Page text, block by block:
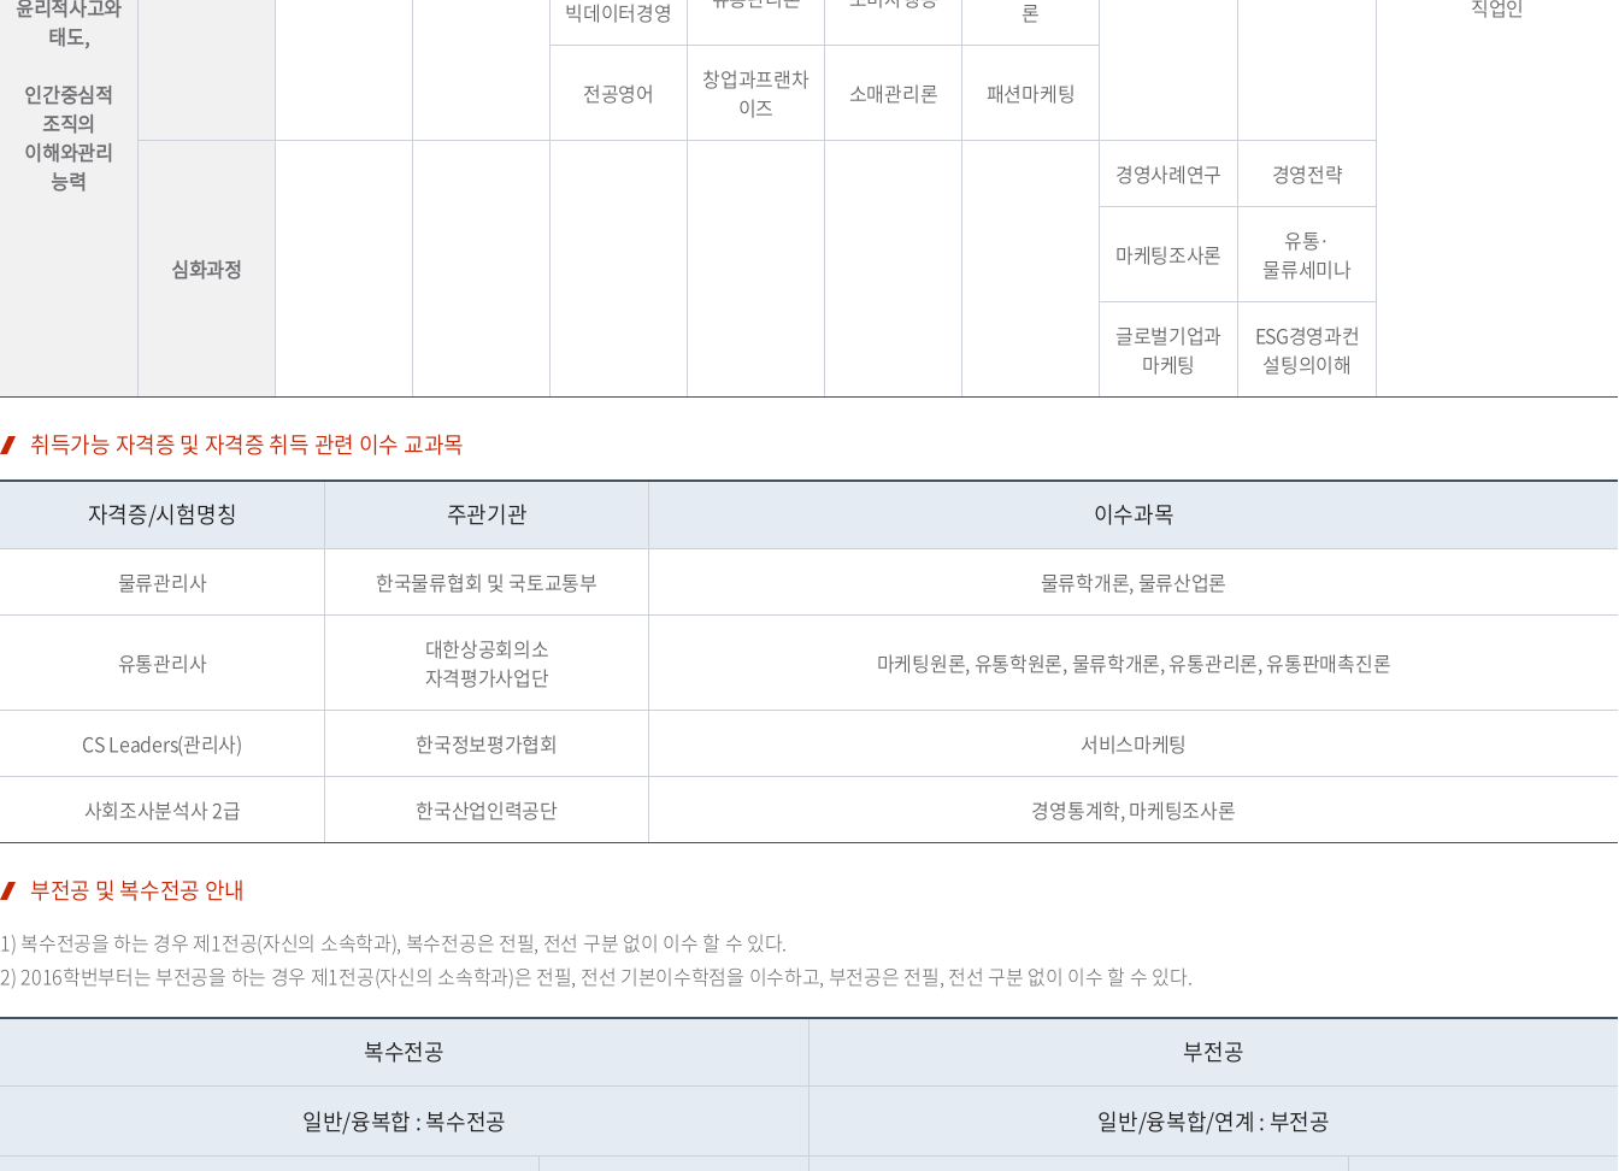
윤리적사고와
태도,
인간중심적
조직의
이해와관리
능력
직업인
빅데이터경영
론
전공영어
창업과프랜차
이즈
소매관리론 패션마케팅
심화과정
경영사례연구 경영전략
마케팅조사론
유통·
물류세미나
글로벌기업과
마케팅
ESG경영과컨
설팅의이해
취득가능 자격증 및 자격증 취득 관련 이수 교과목
자격증/시험명칭 주관기관 이수과목
물류관리사 한국물류협회 및 국토교통부 물류학개론, 물류산업론
유통관리사
대한상공회의소
자격평가사업단
마케팅원론, 유통학원론, 물류학개론, 유통관리론, 유통판매촉진론
CS Leaders(관리사) 한국정보평가협회 서비스마케팅
사회조사분석사 2급 한국산업인력공단 경영통계학, 마케팅조사론
부전공 및 복수전공 안내
1) 복수전공을 하는 경우 제1전공(자신의 소속학과), 복수전공은 전필, 전선 구분 없이 이수 할 수 있다.
2) 2016학번부터는 부전공을 하는 경우 제1전공(자신의 소속학과)은 전필, 전선 기본이수학점을 이수하고, 부전공은 전필, 전선 구분 없이 이수 할 수 있다.
복수전공 부전공
일반/융복합 : 복수전공 일반/융복합/연계 : 부전공